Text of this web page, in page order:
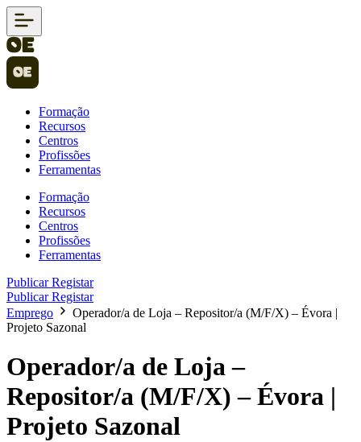
Formação
Recursos
Centros
Profissões
Ferramentas
Formação
Recursos
Centros
Profissões
Ferramentas
PublicarRegistar
PublicarRegistar
Emprego
Operador/a de Loja – Repositor/a (M/F/X) – Évora |
Projeto Sazonal
Operador/a de Loja –
Repositor/a (M/F/X) – Évora |
Projeto Sazonal